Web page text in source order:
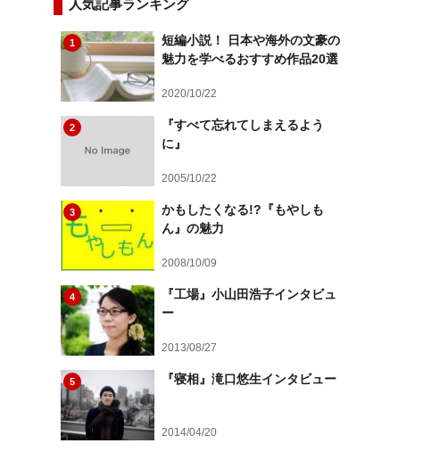
人気記事ランキング
1
短編小説！ 日本や海外の文豪の
魅力を学べるおすすめ作品20選
2020/10/22
2
『すべて忘れてしまえるよう
に』
2005/10/22
3
かもしたくなる!?『もやしも
ん』の魅力
2008/10/09
4
『工場』小山田浩子インタビュ
ー
2013/08/27
5 『寝相』滝口悠生インタビュー
2014/04/20